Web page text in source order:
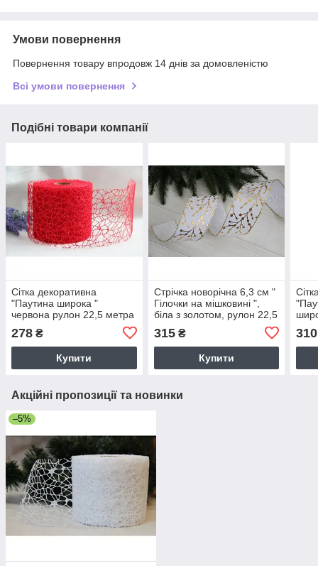
Умови повернення
Повернення товару впродовж 14 днів за домовленістю
Всі умови повернення
Подібні товари компанії
Сітка декоративна
"Паутина широка "
червона рулон 22,5 метра
278 ₴
Купити
Стрічка новорічна 6,3 см "
Гілочки на мішковині ",
біла з золотом, рулон 22,5
315₴
Купити
310
Акційні пропозиції та новинки
–5%